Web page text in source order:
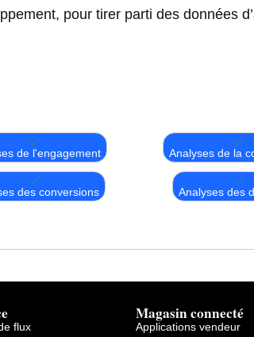
pour tirer parti des données
de l'engagement Analyses de la
des conversions Analyses des
flux
Magasin connecté
Applications vendeur